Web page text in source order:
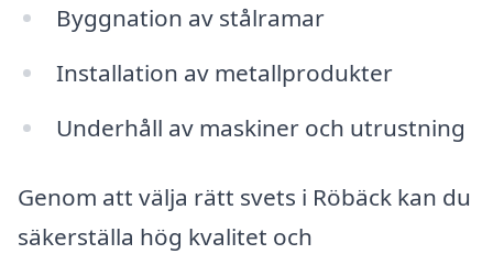
Byggnation av stålramar
Installation av metallprodukter
Underhåll av maskiner och utrustning
Genom att välja rätt svets i Röbäck kan du
säkerställa hög kvalitet och